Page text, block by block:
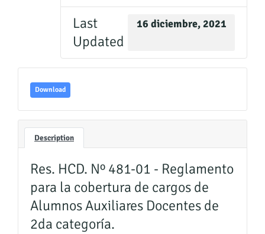
Last
Updated
16 diciembre, 2021
Download
Description
Res. HCD. Nº 481-01 - Reglamento
para la cobertura de cargos de
Alumnos Auxiliares Docentes de
2da categoría.